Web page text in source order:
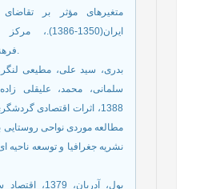
متغیرهای مؤثر بر
ایران(1350-
فرهنگی دانشجویان ایران.
سلمانی، محمد، علیقلی
1388، اثرات اقتصادی
مطالعه موردی نواحی
نشریه جغرافیا و توسعه ناحیه